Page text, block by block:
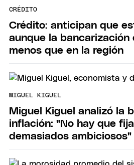
CRÉDITO
Crédito: anticipan que
aunque la bancarización
menos que en la región
MIGUEL KIGUEL
Miguel Kiguel analizó la
inflación: "No hay que
demasiados ambiciosos"